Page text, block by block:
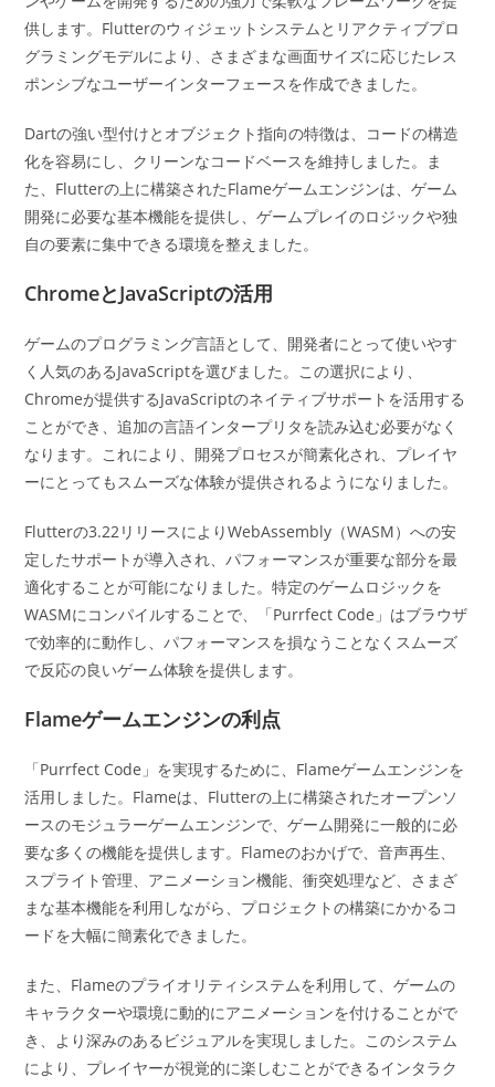
供します。Flutterのウィジェットシステムとリアクティブプロ
グラミングモデルにより、さまざまな画面サイズに応じたレス
ポンシブなユーザーインターフェースを作成できました。
Dartの強い型付けとオブジェクト指向の特徴は、コードの構造
化を容易にし、クリーンなコードベースを維持しました。ま
た、Flutterの上に構築されたFlameゲームエンジンは、ゲーム
開発に必要な基本機能を提供し、ゲームプレイのロジックや独
自の要素に集中できる環境を整えました。
ChromeとJavaScriptの活用
ゲームのプログラミング言語として、開発者にとって使いやす
く人気のあるJavaScriptを選びました。この選択により、
Chromeが提供するJavaScriptのネイティブサポートを活用する
ことができ、追加の言語インタープリタを読み込む必要がなく
なります。これにより、開発プロセスが簡素化され、プレイヤ
ーにとってもスムーズな体験が提供されるようになりました。
Flutterの3.22リリースによりWebAssembly（WASM）への安
定したサポートが導入され、パフォーマンスが重要な部分を最
適化することが可能になりました。特定のゲームロジックを
WASMにコンパイルすることで、「Purrfect Code」はブラウザ
で効率的に動作し、パフォーマンスを損なうことなくスムーズ
で反応の良いゲーム体験を提供します。
Flameゲームエンジンの利点
「Purrfect Code」を実現するために、Flameゲームエンジンを
活用しました。Flameは、Flutterの上に構築されたオープンソ
ースのモジュラーゲームエンジンで、ゲーム開発に一般的に必
要な多くの機能を提供します。Flameのおかげで、音声再生、
スプライト管理、アニメーション機能、衝突処理など、さまざ
まな基本機能を利用しながら、プロジェクトの構築にかかるコ
ードを大幅に簡素化できました。
また、Flameのプライオリティシステムを利用して、ゲームの
キャラクターや環境に動的にアニメーションを付けることがで
き、より深みのあるビジュアルを実現しました。このシステム
により、プレイヤーが視覚的に楽しむことができるインタラク